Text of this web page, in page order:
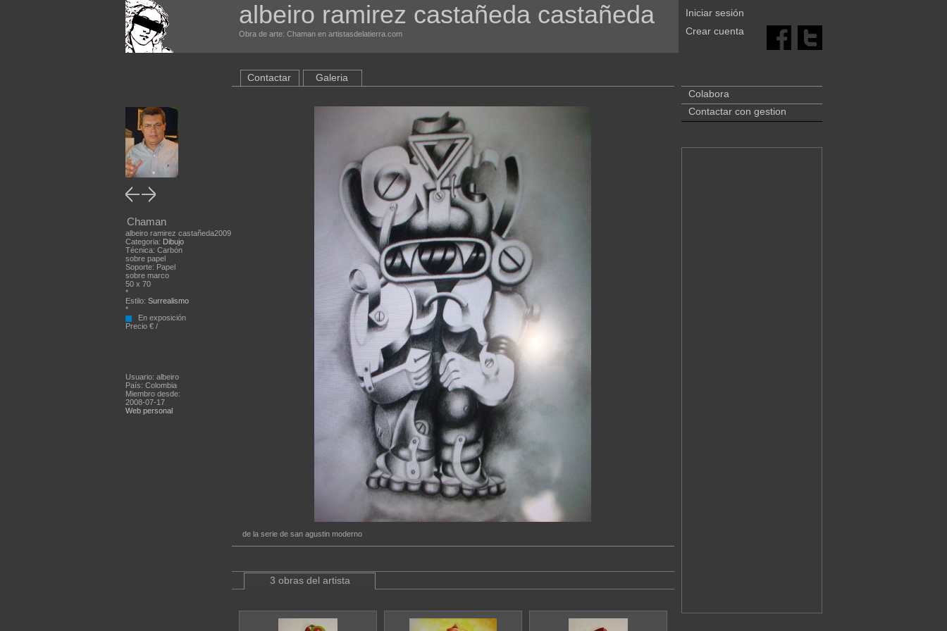
albeiro ramirez castañeda castañeda
Obra de arte: Chaman en artistasdelatierra.com
Iniciar sesión
Crear cuenta
Chaman
albeiro ramirez castañeda2009
Categoria: Dibujo
Técnica: Carbón
sobre papel
Soporte: Papel
sobre marco
50 x 70
*
Estilo: Surrealismo
*
En exposición
Precio € /
Usuario: albeiro
País: Colombia
Miembro desde:
2008-07-17
Web personal
Contactar Galeria
de la serie de san agustin moderno
3 obras del artista
Colabora
Contactar con gestion